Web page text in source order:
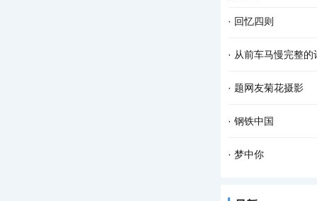
· 回忆四则
回忆四则之一 ——做
下游的冲积、洪积
· 从前车马慢完整的
《从前慢》是木心
慢》 作者：木心 记
· 题网友菊花摄影
诸花纷落君方来，
· 钢铁中国
生于土地 归于土地
· 梦中你